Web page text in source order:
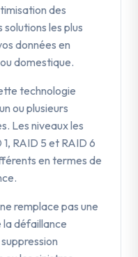
des
les plus
données en
domestique.
technologie
ou plusieurs
Les niveaux les
RAID 5 et RAID 6
en termes de
remplace pas une
défaillance